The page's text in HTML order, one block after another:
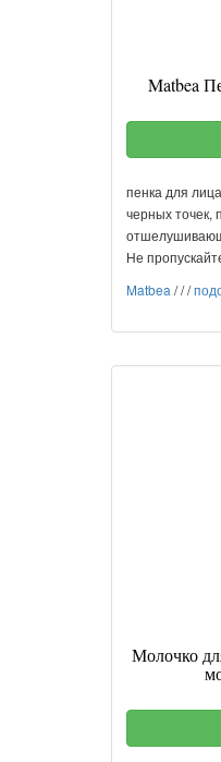
Matbea
пенка для
черных точек,
Не
Matbea ///
Молочко